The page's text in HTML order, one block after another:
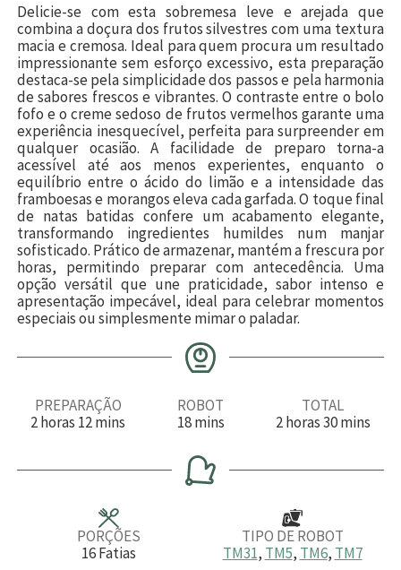
Delicie-se com esta sobremesa leve e arejada que
combina a doçura dos frutos silvestres com uma textura
macia e cremosa. Ideal para quem procura um resultado
impressionante sem esforço excessivo, esta preparação
destaca-se pela simplicidade dos passos e pela harmonia
de sabores frescos e vibrantes. O contraste entre o bolo
fofo e o creme sedoso de frutos vermelhos garante uma
experiência inesquecível, perfeita para surpreender em
qualquer ocasião. A facilidade de preparo torna-a
acessível até aos menos experientes, enquanto o
equilíbrio entre o ácido do limão e a intensidade das
framboesas e morangos eleva cada garfada. O toque final
de natas batidas confere um acabamento elegante,
transformando ingredientes humildes num manjar
sofisticado. Prático de armazenar, mantém a frescura por
horas, permitindo preparar com antecedência. Uma
opção versátil que une praticidade, sabor intenso e
apresentação impecável, ideal para celebrar momentos
especiais ou simplesmente mimar o paladar.
PREPARAÇÃO
2h
a
horas 12m
u
mins
ROBOT
18m
n
u
t
mins
TOTAL
2h
a
horas30m
u
mins
PORÇÕES
16Fatias
TIPO DE ROBOT
TM31, TM5, TM6, TM7